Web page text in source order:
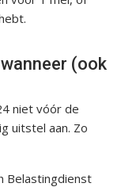
(ook
niet vóór de
uitstel aan. Zo
Belastingdienst